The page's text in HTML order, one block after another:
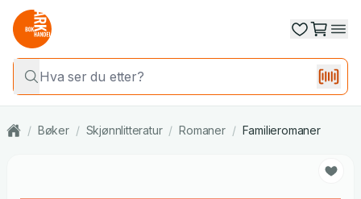
/ Bøker / Skjønnlitteratur / Romaner / Familieromaner